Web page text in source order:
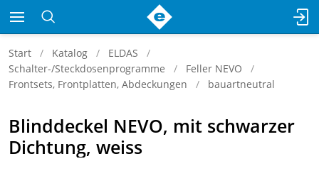
Start Katalog
ELDAS
Schalter-/Steckdosenprogramme
Feller NEVO
Frontsets, Frontplatten, Abdeckungen
bauartneutral
Blinddeckel NEVO, mit schwarzer
Dichtung, weiss